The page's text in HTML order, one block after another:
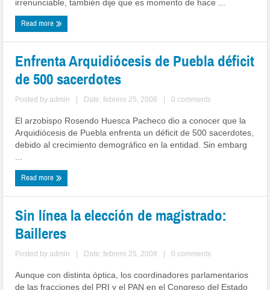
irrenunciable, también dije que es momento de hace ...
Read more
Enfrenta Arquidiócesis de Puebla déficit
de 500 sacerdotes
Posted byadmin Date: febrero 25, 2008 0 comments
El arzobispo Rosendo Huesca Pacheco dio a conocer que la
Arquidiócesis de Puebla enfrenta un déficit de 500 sacerdotes,
debido al crecimiento demográfico en la entidad. Sin embarg
Read more
Sin línea la elección de magistrado:
Bailleres
Posted byadmin Date: febrero 25, 2008 0 comments
Aunque con distinta óptica, los coordinadores parlamentarios
de las fracciones del PRI y el PAN en el Congreso del Estado